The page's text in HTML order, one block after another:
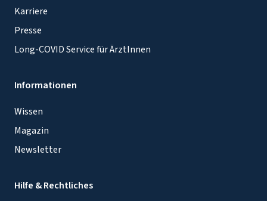
Karriere
Presse
Long-COVID Service für ÄrztInnen
Informationen
Wissen
Magazin
Newsletter
Hilfe & Rechtliches